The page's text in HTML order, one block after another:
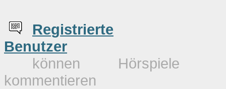
Registrierte
Benutzer
können Hörspiele
kommentieren